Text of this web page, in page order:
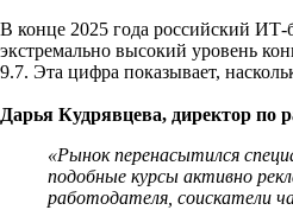
В конце 2025 года российский ИТ-
экстремально высокий уровень
9.7. Эта цифра показывает,
Дарья Кудрявцева, директор по
«Рынок перенасытился
подобные курсы активно
работодателя, соискатели